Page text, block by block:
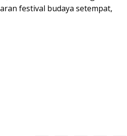
festival budaya setempat,